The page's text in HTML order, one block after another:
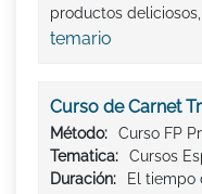
productos
temario
Curso de Carnet
Método:
Curso FP
Tematica:
Cursos
Duración:
El tiempo